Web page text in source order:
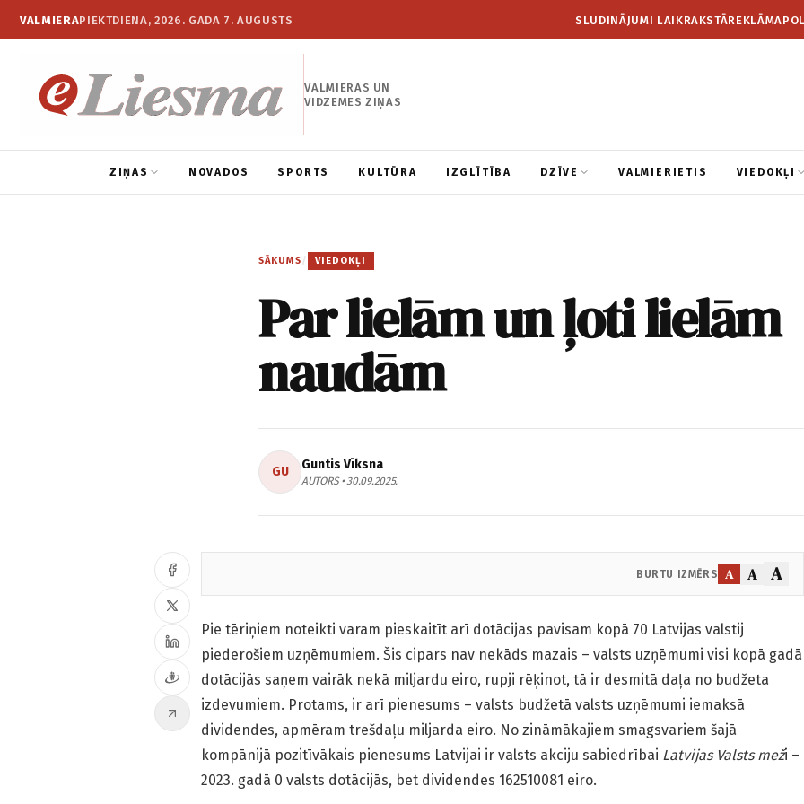
VALMIERAPIEKTDIENA, 2026. GADA 7. AUGUSTS SLUDINĀJUMI LAIKRAKSTĀREKLĀMA
VALMIERAS UN
VIDZEMES ZIŅAS
ZIŅAS NOVADOS SPORTS KULTŪRA IZGLĪTĪBA DZĪVE VALMIERIETIS VIEDOKĻI
SĀKUMS / VIEDOKĻI
Par lielām un ļoti lielām
naudām
GU Guntis Vīksna
AUTORS • 30.09.2025.
BURTU IZMĒRS A A A
Pie tēriņiem noteikti varam pieskaitīt arī dotācijas pavisam kopā 70 Latvijas valstij
piederošiem uzņēmumiem. Šis cipars nav nekāds mazais – valsts uzņēmumi visi kopā gadā
dotācijās saņem vairāk nekā miljardu eiro, rupji rēķinot, tā ir desmitā daļa no budžeta
izdevumiem. Protams, ir arī pienesums – valsts budžetā valsts uzņēmumi iemaksā
dividendes, apmēram trešdaļu miljarda eiro. No zināmākajiem smagsvariem šajā
kompānijā pozitīvākais pienesums Latvijai ir valsts akciju sabiedrībai Latvijas Valsts meži –
2023. gadā 0 valsts dotācijās, bet dividendes 162510081 eiro.